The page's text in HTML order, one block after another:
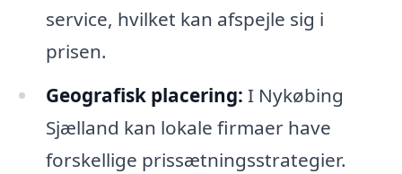
service, hvilket kan afspejle sig i
prisen.
Geografisk placering: I Nykøbing
Sjælland kan lokale firmaer have
forskellige prissætningsstrategier.